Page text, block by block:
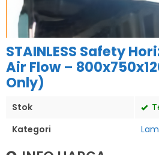
STAINLESS Safety
Air Flow –
Only)
Stok
Kategori